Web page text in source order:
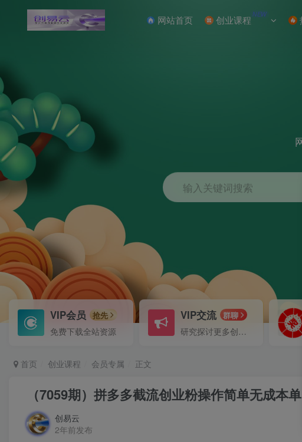
网站首页 创业课程 NEW
输入关键词搜索
VIP会员 抢先
免费下载全站资源
VIP交流 群聊
研究探讨更多创业项目路子。
首页 创业课程 会员专属 正文
（7059期）拼多多截流创业粉操作简单无成本单
创易云
2年前发布